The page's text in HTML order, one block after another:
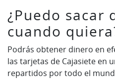
¿Puedo sacar
cuando
Podrás obtener dinero en
las tarjetas de Cajasiete en
repartidos por todo el